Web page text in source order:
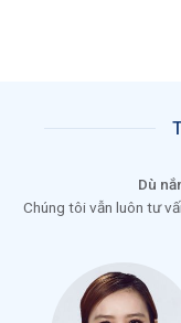
Dù
Chúng tôi vẫn luôn tư